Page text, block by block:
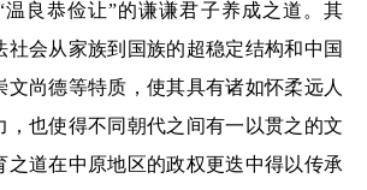
温良恭俭让”的谦谦君子养成之道。其
社会从家族到国族的超稳定结构和中国
文尚德等特质，使其具有诸如怀柔远人
，也使得不同朝代之间有一以贯之的文
之道在中原地区的政权更迭中得以传承